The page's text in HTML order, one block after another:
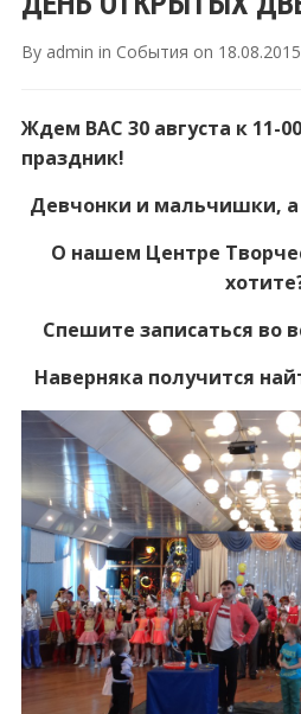
By admin in События on 18.08.2015
Ждем ВАС 30 августа к 11-
праздник!
Девчонки и мальчишки,
О нашем Центре
Спешите записаться во
Наверняка получится